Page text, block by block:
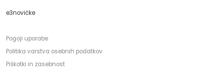
e3novičke
Pogoji uporabe
Politika varstva osebnih podatkov
Piškotki in zasebnost